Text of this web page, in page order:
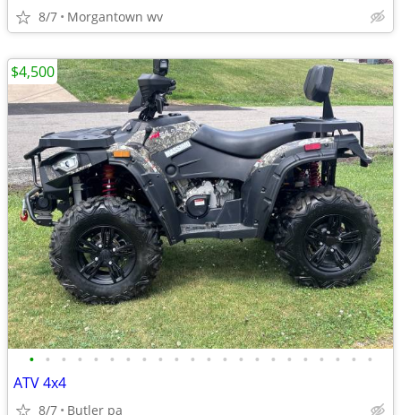
8/7 Morgantown wv
• • • • • • • • • • • • • • • • • • • • • •
ATV 4x4
8/7 Butler pa
$4,500